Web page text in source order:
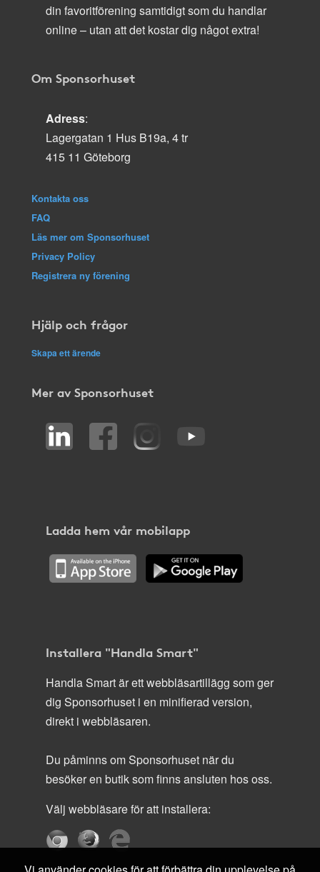
din favoritförening samtidigt som du handlar
online – utan att det kostar dig något extra!
Om Sponsorhuset
Adress:
Lagergatan 1 Hus B19a, 4 tr
415 11 Göteborg
Kontakta oss
FAQ
Läs mer om Sponsorhuset
Privacy Policy
Registrera ny förening
Hjälp och frågor
Skapa ett ärende
Mer av Sponsorhuset
Ladda hem vår mobilapp
Installera "Handla Smart"
Handla Smart är ett webbläsartillägg som ger
dig Sponsorhuset i en minifierad version,
direkt i webbläsaren.
Du påminns om Sponsorhuset när du
besöker en butik som finns ansluten hos oss.
Välj webbläsare för att installera: